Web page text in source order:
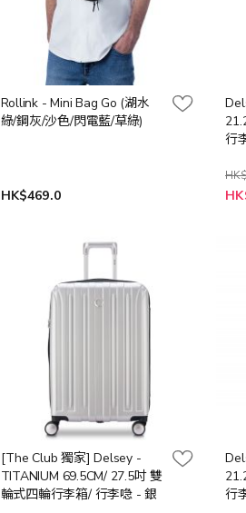
Rollink - Mini Bag Go (湖水
綠/鋼灰/沙色/閃電藍/草綠)
HK$469.0
行
特
殊
[The Club 獨家] Delsey -
TITANIUM 69.5CM/ 27.5吋 雙
輪式四輪行李箱/ 行李喼 - 銀
行